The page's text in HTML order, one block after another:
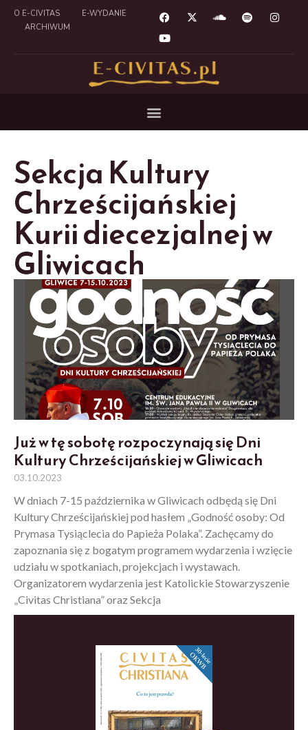
O E-CIVITAS
E-WYDANIE
ARCHIWUM
Sekcja Kultury
Chrześcijańskiej
Kurii diecezjalnej w
Gliwicach
Już w tę sobotę rozpoczynają się Dni
Kultury Chrześcijańskiej w Gliwicach
03.10.2023
W dniach 7-15 października w Gliwicach odbędą się Dni
Kultury Chrześcijańskiej pod hasłem „Godność osoby: Od
Prymasa Tysiąclecia do Papieża Polaka”. Zachęcamy do
zapoznania się z bogatym programem wydarzenia i wzięcie
udziału w spotkaniach, projekcjach i wystawach.
Organizatorem wydarzenia jest Katolickie Stowarzyszenie
„Civitas Christiana” oraz Sekcja